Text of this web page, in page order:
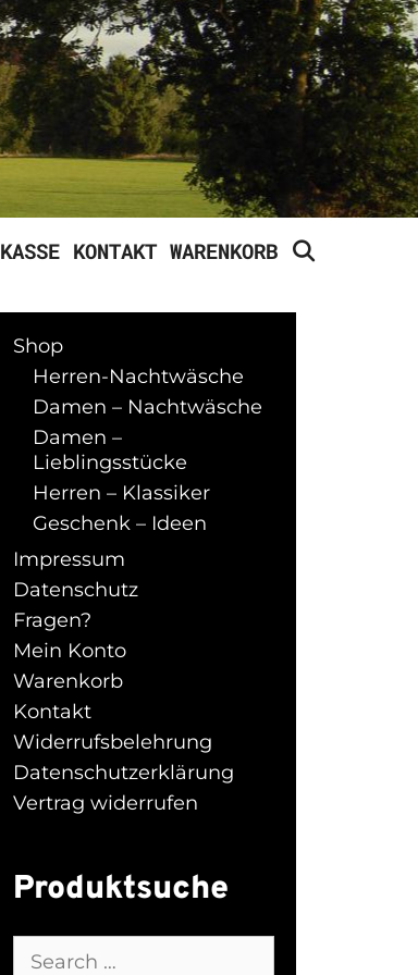
KASSE KONTAKT WARENKORB
Shop
Herren-Nachtwäsche
Damen – Nachtwäsche
Damen –
Lieblingsstücke
Herren – Klassiker
Geschenk – Ideen
Impressum
Datenschutz
Fragen?
Mein Konto
Warenkorb
Kontakt
Widerrufsbelehrung
Datenschutzerklärung
Vertrag widerrufen
Produktsuche